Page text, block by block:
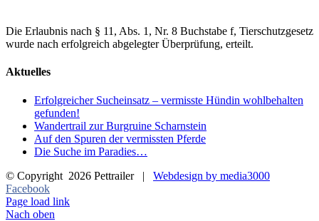
Die Erlaubnis nach § 11, Abs. 1, Nr. 8 Buchstabe f, Tierschutzgesetz
wurde nach erfolgreich abgelegter Überprüfung, erteilt.
Aktuelles
Erfolgreicher Sucheinsatz – vermisste Hündin wohlbehalten
gefunden!
Wandertrail zur Burgruine Scharnstein
Auf den Spuren der vermissten Pferde
Die Suche im Paradies…
© Copyright 2026 Pettrailer | Webdesign by media3000
Facebook
Page load link
Nach oben